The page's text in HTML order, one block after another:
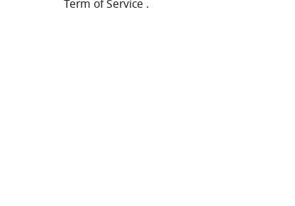
Term of Service .